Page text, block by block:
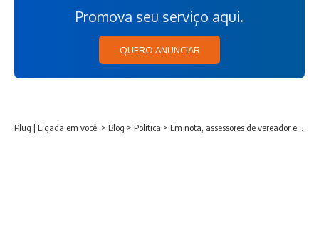
Promova seu serviço aqui.
QUERO ANUNCIAR
Plug | Ligada em você! > Blog > Política > Em nota, assessores de vereador em Araucária pedem a conta